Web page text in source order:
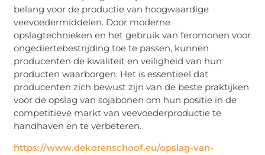
belang voor de productie van hoogwaardige
veevoedermiddelen. Door moderne
opslagtechnieken en het gebruik van feromonen voor
ongediertebestrijding toe te passen, kunnen
producenten de kwaliteit en veiligheid van hun
producten waarborgen. Het is essentieel dat
producenten zich bewust zijn van de beste praktijken
voor de opslag van sojabonen om hun positie in de
competitieve markt van veevoederproductie te
handhaven en te verbeteren.
https://www.dekorenschoof.eu/opslag-van-